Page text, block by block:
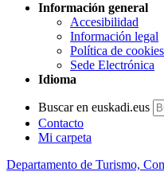
Información general
Accesibilidad
Información legal
Política de cookies
Sede Electrónica
Idioma
Buscar en euskadi.eus
Contacto
Mi carpeta
Departamento de Turismo,